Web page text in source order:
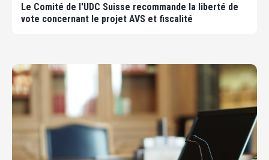
Le Comité de l'UDC Suisse recommande la liberté de
vote concernant le projet AVS et fiscalité